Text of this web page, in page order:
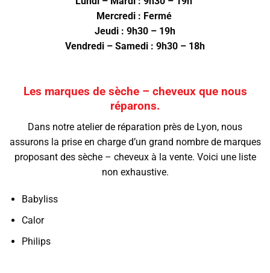
Mercredi : Fermé
Jeudi : 9h30 – 19h
Vendredi – Samedi : 9h30 – 18h
Les marques de sèche – cheveux que nous
réparons.
Dans notre atelier de réparation près de Lyon, nous
assurons la prise en charge d’un grand nombre de marques
proposant des sèche – cheveux à la vente. Voici une liste
non exhaustive.
Babyliss
Calor
Philips